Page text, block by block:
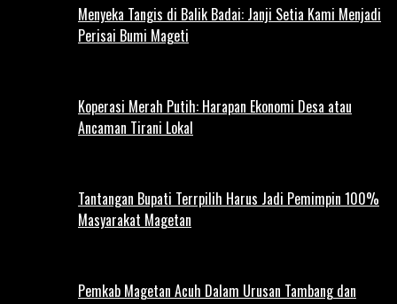
Menyeka Tangis di Balik Badai: Janji Setia Kami Menjadi
Perisai Bumi Mageti
Koperasi Merah Putih: Harapan Ekonomi Desa atau
Ancaman Tirani Lokal
Tantangan Bupati Terrpilih Harus Jadi Pemimpin 100%
Masyarakat Magetan
Pemkab Magetan Acuh Dalam Urusan Tambang dan